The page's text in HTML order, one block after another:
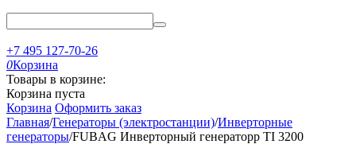
+7 495 127-70-26
0Корзина
Товары в корзине:
Корзина пуста
Корзина Оформить заказ
Главная/Генераторы (электростанции)/Инверторные
генераторы/FUBAG Инверторный генераторр TI 3200